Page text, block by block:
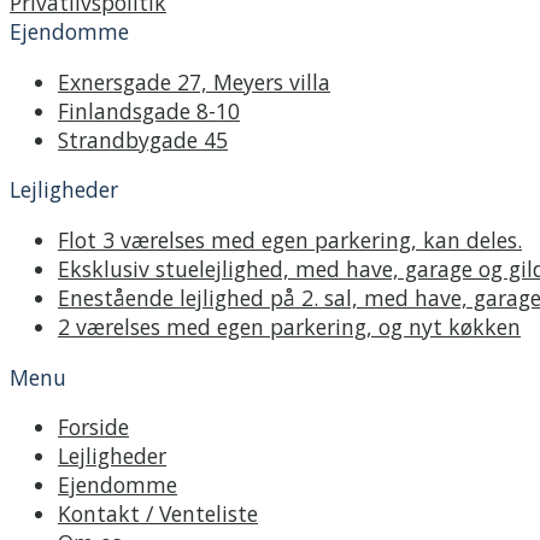
Ejendomme
Exnersgade 27, Meyers villa
Finlandsgade 8-10
Strandbygade 45
Lejligheder
Flot 3 værelses med egen parkering, kan deles.
Eksklusiv stuelejlighed, med have, garage og
Enestående lejlighed på 2. sal, med have,
2 værelses med egen parkering, og nyt køkken
Menu
Forside
Lejligheder
Ejendomme
Kontakt / Venteliste